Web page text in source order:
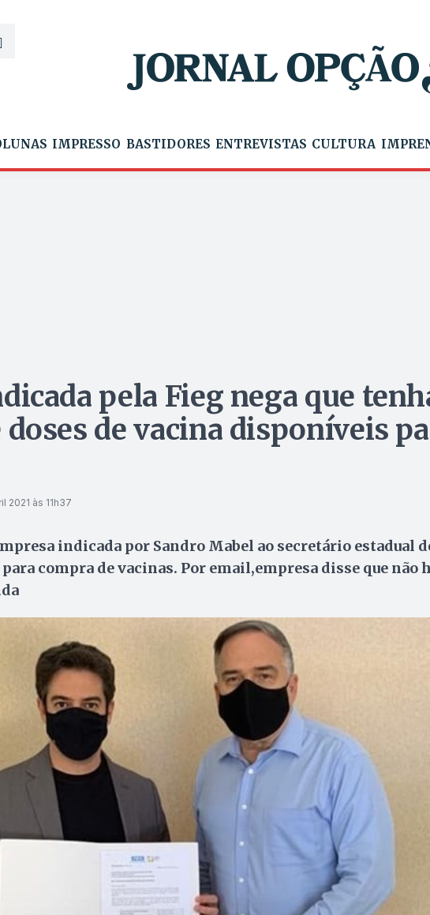
IMPRESSO BASTIDORES ENTREVISTAS CULTURA
pela Fieg nega que
de vacina disponíveis
2021 às 11h37
indicada por Sandro Mabel ao secretário estadual
compra de vacinas. Por email,empresa disse que não